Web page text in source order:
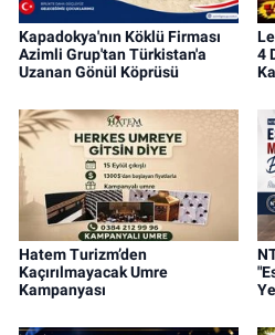
Kapadokya'nın Köklü Firması
Azimli Grup'tan Türkistan'a
Uzanan Gönül Köprüsü
4
Hatem Turizm’den
Kaçırılmayacak Umre
Kampanyası